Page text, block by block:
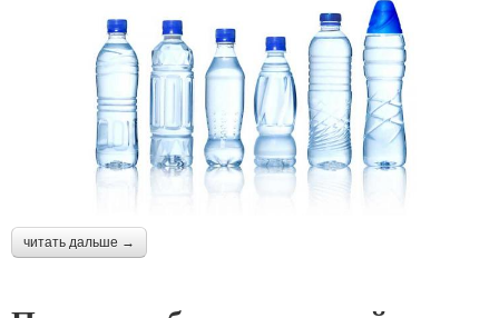
читать дальше →